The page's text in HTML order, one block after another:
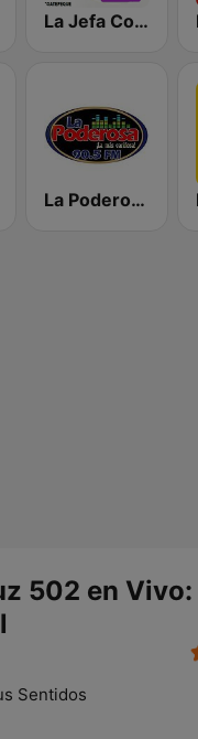
La Jefa Coatepeque
La Poderosa 90.5 FM
502 en
Sentidos